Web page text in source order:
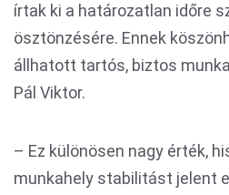
írtak ki a határozatlan időre
ösztönzésére. Ennek
állhatott tartós, biztos
Pál Viktor.
– Ez különösen nagy érték,
munkahely stabilitást jelent